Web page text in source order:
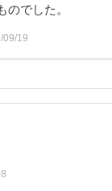
でした。
09/19